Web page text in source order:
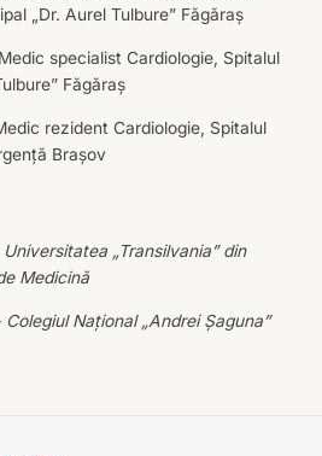
„Dr. Aurel Tulbure” Făgăraș
specialist Cardiologie, Spitalul
Făgăraș
rezident Cardiologie, Spitalul
Brașov
Universitatea „Transilvania” din
Medicină
Colegiul Național „Andrei Șaguna”